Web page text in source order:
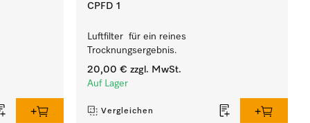
CPFD 1
Luftfilter für ein reines
Trocknungsergebnis.
20,00 € zzgl. MwSt.
Auf Lager
Vergleichen